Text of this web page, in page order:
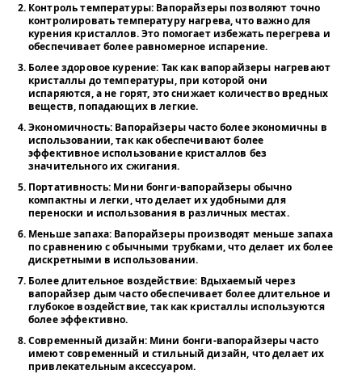
Контроль температуры: Вапорайзеры позволяют точно
контролировать температуру нагрева, что важно для
курения кристаллов. Это помогает избежать перегрева и
обеспечивает более равномерное испарение.
Более здоровое курение: Так как вапорайзеры нагревают
кристаллы до температуры, при которой они
испаряются, а не горят, это снижает количество вредных
веществ, попадающих в легкие.
Экономичность: Вапорайзеры часто более экономичны в
использовании, так как обеспечивают более
эффективное использование кристаллов без
значительного их сжигания.
Портативность: Мини бонги-вапорайзеры обычно
компактны и легки, что делает их удобными для
переноски и использования в различных местах.
Меньше запаха: Вапорайзеры производят меньше запаха
по сравнению с обычными трубками, что делает их более
дискретными в использовании.
Более длительное воздействие: Вдыхаемый через
вапорайзер дым часто обеспечивает более длительное и
глубокое воздействие, так как кристаллы используются
более эффективно.
Современный дизайн: Мини бонги-вапорайзеры часто
имеют современный и стильный дизайн, что делает их
привлекательным аксессуаром.